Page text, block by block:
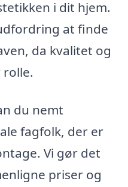
i dit hjem.
at finde
da kvalitet og
du nemt
fagfolk, der er
Vi gør det
priser og